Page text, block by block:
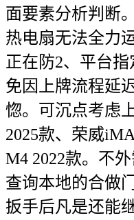
面要素分析判断
热电扇无法全力
正在防2、平台
免因上牌流程延
惚。可沉点考虑
2025款、荣威
M4 2022款。不
查询本地的合做
扳手后凡是还能